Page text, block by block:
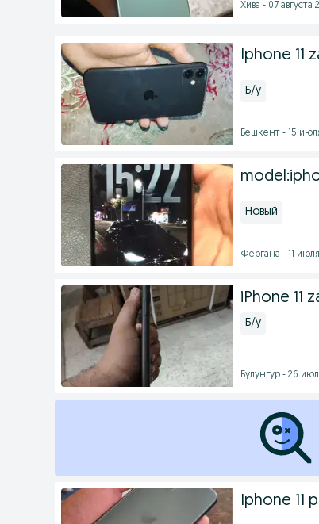
Хива - 07 августа
Iphone 11
Б/у
Бешкент - 15
Новый
Фергана - 11
iPhone 11
Б/у
Булунгур - 26
Iphone 11